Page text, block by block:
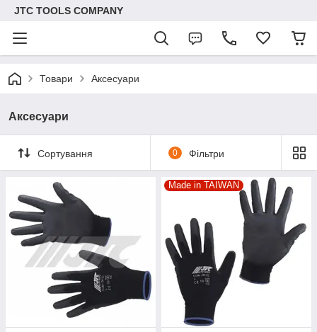
JTC TOOLS COMPANY
Товари Аксесуари
Аксесуари
Сортування 0 Фільтри
Made in TAIWAN